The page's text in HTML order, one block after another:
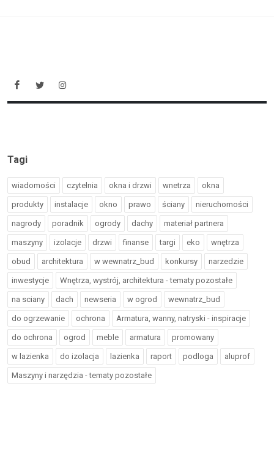
Tagi
wiadomości czytelnia okna i drzwi wnetrza okna
produkty instalacje okno prawo ściany nieruchomości
nagrody poradnik ogrody dachy materiał partnera
maszyny izolacje drzwi finanse targi eko wnętrza
obud architektura w wewnatrz_bud konkursy narzedzie
inwestycje Wnętrza, wystrój, architektura - tematy pozostałe
na sciany dach newseria w ogrod wewnatrz_bud
do ogrzewanie ochrona Armatura, wanny, natryski - inspiracje
do ochrona ogrod meble armatura promowany
w lazienka do izolacja lazienka raport podloga aluprof
Maszyny i narzędzia - tematy pozostałe